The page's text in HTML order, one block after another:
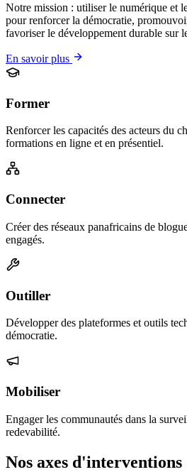
Notre mission : utiliser le numérique et
pour renforcer la démocratie,
favoriser le développement durable sur
En savoir plus
Former
Renforcer les capacités des acteurs du
formations en ligne et en présentiel.
Connecter
Créer des réseaux panafricains de
engagés.
Outiller
Développer des plateformes et outils
démocratie.
Mobiliser
Engager les communautés dans la
redevabilité.
Nos axes d'interventions